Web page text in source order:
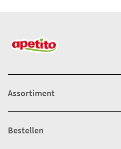
Assortiment
Bestellen